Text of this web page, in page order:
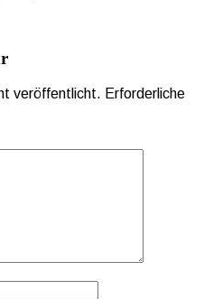
veröffentlicht. Erforderliche